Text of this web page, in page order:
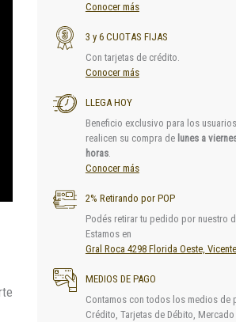
Conocer más
3 y 6 CUOTAS FIJAS
Con tarjetas de crédito.
Conocer más
LLEGA HOY
Beneficio exclusivo para los
realicen su compra de lunes a
horas.
Conocer más
2% Retirando por POP
Podés retirar tu pedido por nuestro
Estamos en
Gral Roca 4298 Florida Oeste,
MEDIOS DE PAGO
Contamos con todos los medios de
Crédito, Tarjetas de Débito,